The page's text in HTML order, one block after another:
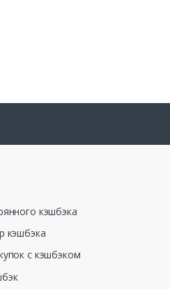
кэшбэка
кэшбэка
с кэшбэком